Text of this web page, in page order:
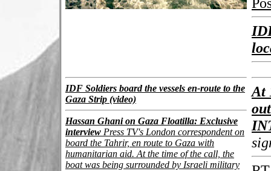
IDF Soldiers board the vessels en-route to the
Gaza Strip (video)
Hassan Ghani on Gaza Floatilla: Exclusive
interview Press TV's London correspondent on
board the Tahrir, en route to Gaza with
humanitarian aid. At the time of the call, the
boat was being surrounded by Israeli military
At